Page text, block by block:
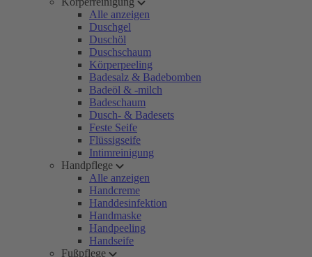
Alle anzeigen
Duschgel
Duschöl
Duschschaum
Körperpeeling
Badesalz & Badebomben
Badeöl & -milch
Badeschaum
Dusch- & Badesets
Feste Seife
Flüssigseife
Intimreinigung
Handpflege
Alle anzeigen
Handcreme
Handdesinfektion
Handmaske
Handpeeling
Handseife
Fußpflege